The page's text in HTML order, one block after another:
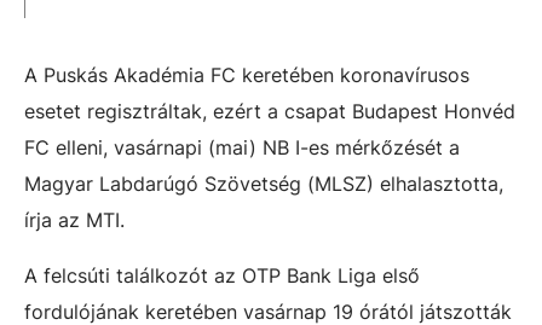
A Puskás Akadémia FC keretében koronavírusos
esetet regisztráltak, ezért a csapat Budapest Honvéd
FC elleni, vasárnapi (mai) NB I-es mérkőzését a
Magyar Labdarúgó Szövetség (MLSZ) elhalasztotta,
írja az MTI.
A felcsúti találkozót az OTP Bank Liga első
fordulójának keretében vasárnap 19 órától játszották